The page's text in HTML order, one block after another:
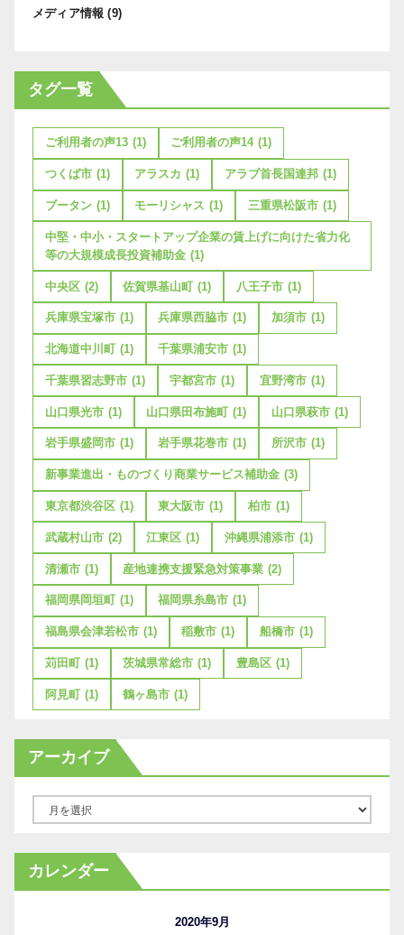
メディア情報 (9)
タグ一覧
ご利用者の声13 (1) ご利用者の声14 (1)
つくば市 (1) アラスカ (1) アラブ首長国連邦 (1)
ブータン (1) モーリシャス (1) 三重県松阪市 (1)
中堅・中小・スタートアップ企業の賃上げに向けた省力化
等の大規模成長投資補助金 (1)
中央区 (2) 佐賀県基山町 (1) 八王子市 (1)
兵庫県宝塚市 (1) 兵庫県西脇市 (1) 加須市 (1)
北海道中川町 (1) 千葉県浦安市 (1)
千葉県習志野市 (1) 宇都宮市 (1) 宜野湾市 (1)
山口県光市 (1) 山口県田布施町 (1) 山口県萩市 (1)
岩手県盛岡市 (1) 岩手県花巻市 (1) 所沢市 (1)
新事業進出・ものづくり商業サービス補助金 (3)
東京都渋谷区 (1) 東大阪市 (1) 柏市 (1)
武蔵村山市 (2) 江東区 (1) 沖縄県浦添市 (1)
清瀬市 (1) 産地連携支援緊急対策事業 (2)
福岡県岡垣町 (1) 福岡県糸島市 (1)
福島県会津若松市 (1) 稲敷市 (1) 船橋市 (1)
苅田町 (1) 茨城県常総市 (1) 豊島区 (1)
阿見町 (1) 鶴ヶ島市 (1)
アーカイブ
カ
イ
カレンダー
2020年9月